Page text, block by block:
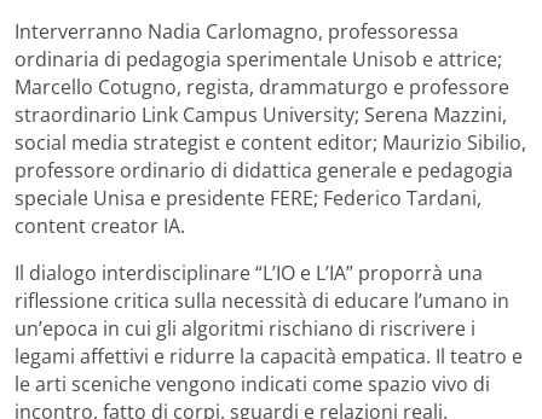
Interverranno Nadia Carlomagno, professoressa
ordinaria di pedagogia sperimentale Unisob e attrice;
Marcello Cotugno, regista, drammaturgo e professore
straordinario Link Campus University; Serena Mazzini,
social media strategist e content editor; Maurizio Sibilio,
professore ordinario di didattica generale e pedagogia
speciale Unisa e presidente FERE; Federico Tardani,
content creator IA.
Il dialogo interdisciplinare “L’IO e L’IA” proporrà una
riflessione critica sulla necessità di educare l’umano in
un’epoca in cui gli algoritmi rischiano di riscrivere i
legami affettivi e ridurre la capacità empatica. Il teatro e
le arti sceniche vengono indicati come spazio vivo di
incontro, fatto di corpi, sguardi e relazioni reali.